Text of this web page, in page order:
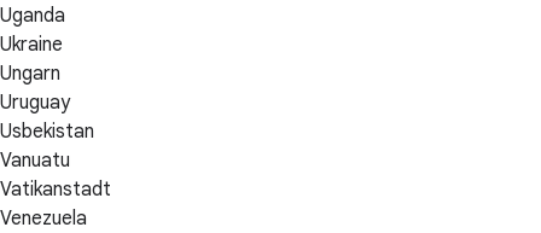
Uganda
Ukraine
Ungarn
Uruguay
Usbekistan
Vanuatu
Vatikanstadt
Venezuela